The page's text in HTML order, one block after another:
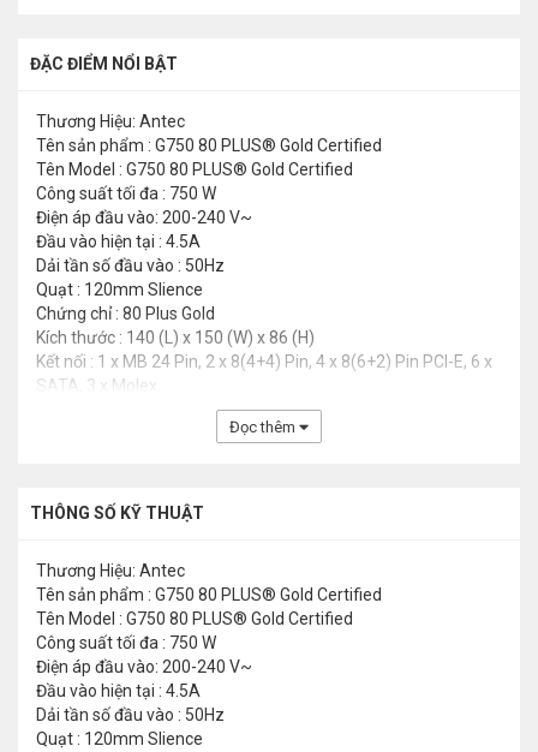
ĐẶC ĐIỂM NỔI BẬT
Thương Hiệu: Antec
Tên sản phẩm : G750 80 PLUS® Gold Certified
Tên Model : G750 80 PLUS® Gold Certified
Công suất tối đa : 750 W
Điện áp đầu vào: 200-240 V~
Đầu vào hiện tại : 4.5A
Dải tần số đầu vào : 50Hz
Quạt : 120mm Slience
Chứng chỉ : 80 Plus Gold
Kích thước : 140 (L) x 150 (W) x 86 (H)
Kết nối : 1 x MB 24 Pin, 2 x 8(4+4) Pin, 4 x 8(6+2) Pin PCI-E, 6 x
SATA, 3 x Molex,
Đọc thêm
THÔNG SỐ KỸ THUẬT
Thương Hiệu: Antec
Tên sản phẩm : G750 80 PLUS® Gold Certified
Tên Model : G750 80 PLUS® Gold Certified
Công suất tối đa : 750 W
Điện áp đầu vào: 200-240 V~
Đầu vào hiện tại : 4.5A
Dải tần số đầu vào : 50Hz
Quạt : 120mm Slience